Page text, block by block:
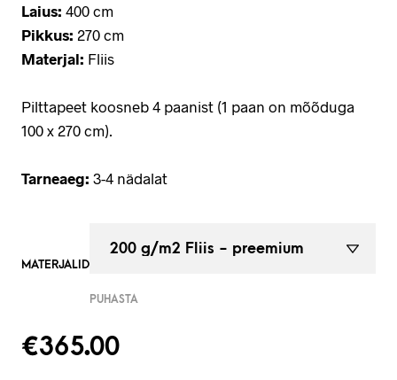
Laius: 400 cm
Pikkus: 270 cm
Materjal: Fliis
Pilttapeet koosneb 4 paanist (1 paan on mõõduga
100 x 270 cm).
Tarneaeg: 3-4 nädalat
MATERJALID
PUHASTA
€365.00